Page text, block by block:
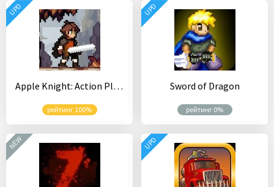
Apple Knight: Action Platformer
рейтинг 100%
UPD
Sword of Dragon
рейтинг 0%
UPD
NEW UPD